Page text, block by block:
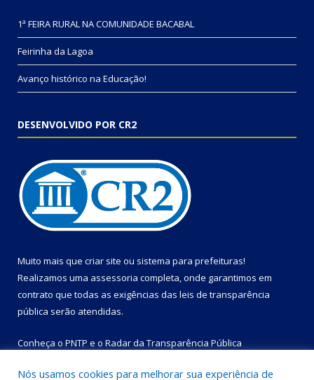
1ª FEIRA RURAL NA COMUNIDADE BACABAL
Feirinha da Lagoa
Avanço histórico na Educação!
DESENVOLVIDO POR CR2
Muito mais que criar site ou sistema para prefeituras!
Realizamos uma assessoria completa, onde garantimos em
contrato que todas as exigências das leis de transparência
pública serão atendidas.
Conheça o PNTP e o Radar da Transparência Pública
Nós usamos cookies para melhorar sua experiência de